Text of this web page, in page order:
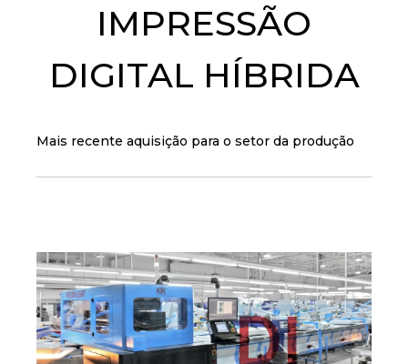
IMPRESSÃO
DIGITAL HÍBRIDA
Mais recente aquisição para o setor da produção